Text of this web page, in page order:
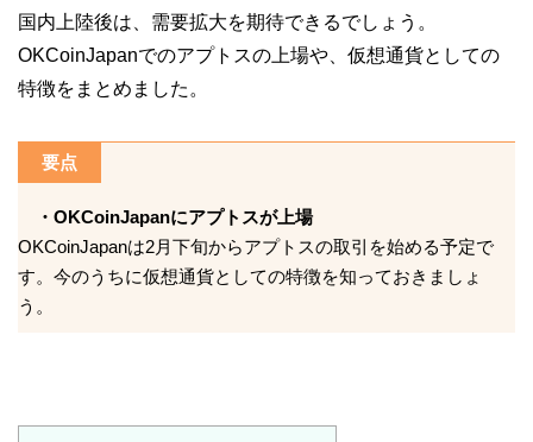
国内上陸後は、需要拡大を期待できるでしょう。
OKCoinJapanでのアプトスの上場や、仮想通貨としての
特徴をまとめました。
要点
・OKCoinJapanにアプトスが上場
OKCoinJapanは2月下旬からアプトスの取引を始める予定で
す。今のうちに仮想通貨としての特徴を知っておきましょ
う。